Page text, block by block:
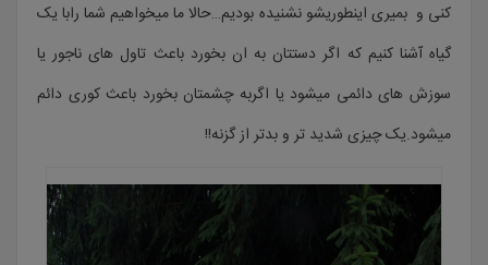
کنی و بمیری اینطوریشو نشنیده بودیم…حالا ما میخواهیم شما رابا یک
گیاه آشنا کنیم که اگر دستتان به ان بخورد باعث تاول های ناجور یا
سوزش های دائمی میشود یا اگربه چشمتان بخورد باعث کوری دائم
میشود.یک چیزی شدید تر و بدتر از گزنه!!